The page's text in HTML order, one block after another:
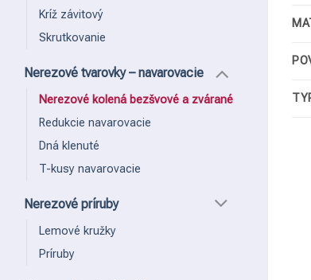
Kríž závitový
Skrutkovanie
Nerezové tvarovky – navarovacie
Nerezové kolená bezšvové a zvárané
Redukcie navarovacie
Dná klenuté
T-kusy navarovacie
Nerezové príruby
Lemové kružky
Príruby